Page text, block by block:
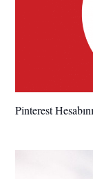
Pinterest